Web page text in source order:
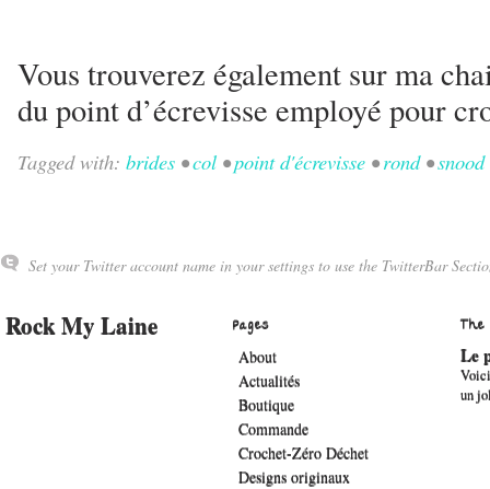
Vous trouverez également sur ma
du point d’écrevisse employé pour
Tagged with: brides •col •point d'écrevisse •rond•snood
Set your Twitter account name in your settings to use the TwitterBar
Rock My Laine Pages
About
Actualités
Boutique
Commande
Crochet-Zéro Déchet
Designs originaux
Le
un